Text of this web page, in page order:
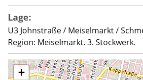
Lage:
U3 Johnstraße / Meiselmarkt /
Region: Meiselmarkt. 3. Stockwerk.
+